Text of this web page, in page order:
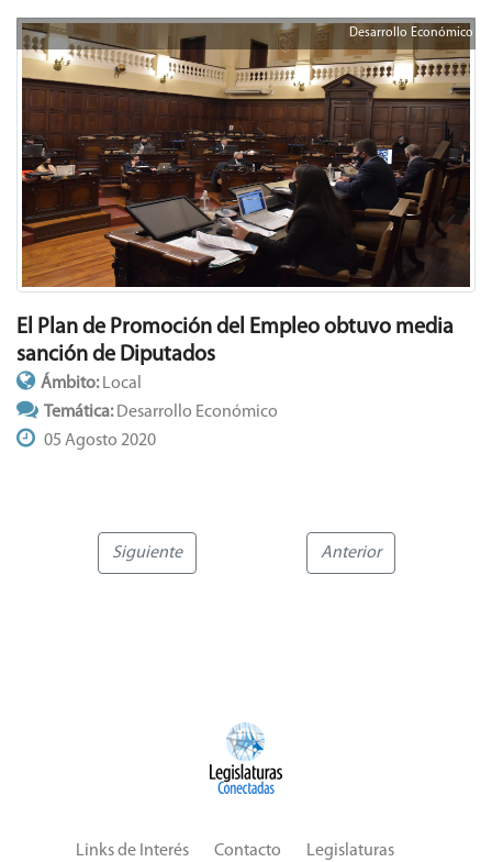
Desarrollo Económico
El Plan de Promoción del Empleo obtuvo media
sanción de Diputados
Ámbito: Local
Temática: Desarrollo Económico
05 Agosto 2020
Siguiente Anterior
Links de Interés Contacto Legislaturas